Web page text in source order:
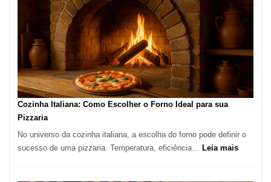
Encontrar
um
Lugar
Comer?
Este
Portal
Isso
Cozinha Italiana: Como Escolher o Forno Ideal para sua
Pizzaria
No universo da cozinha italiana, a escolha do forno pode definir o
sucesso de uma pizzaria. Temperatura, eficiência… Leia mais: